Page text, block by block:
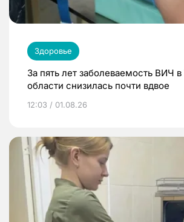
Здоровье
За пять лет заболеваемость ВИЧ
области снизилась почти вдвое
12:03 / 01.08.26